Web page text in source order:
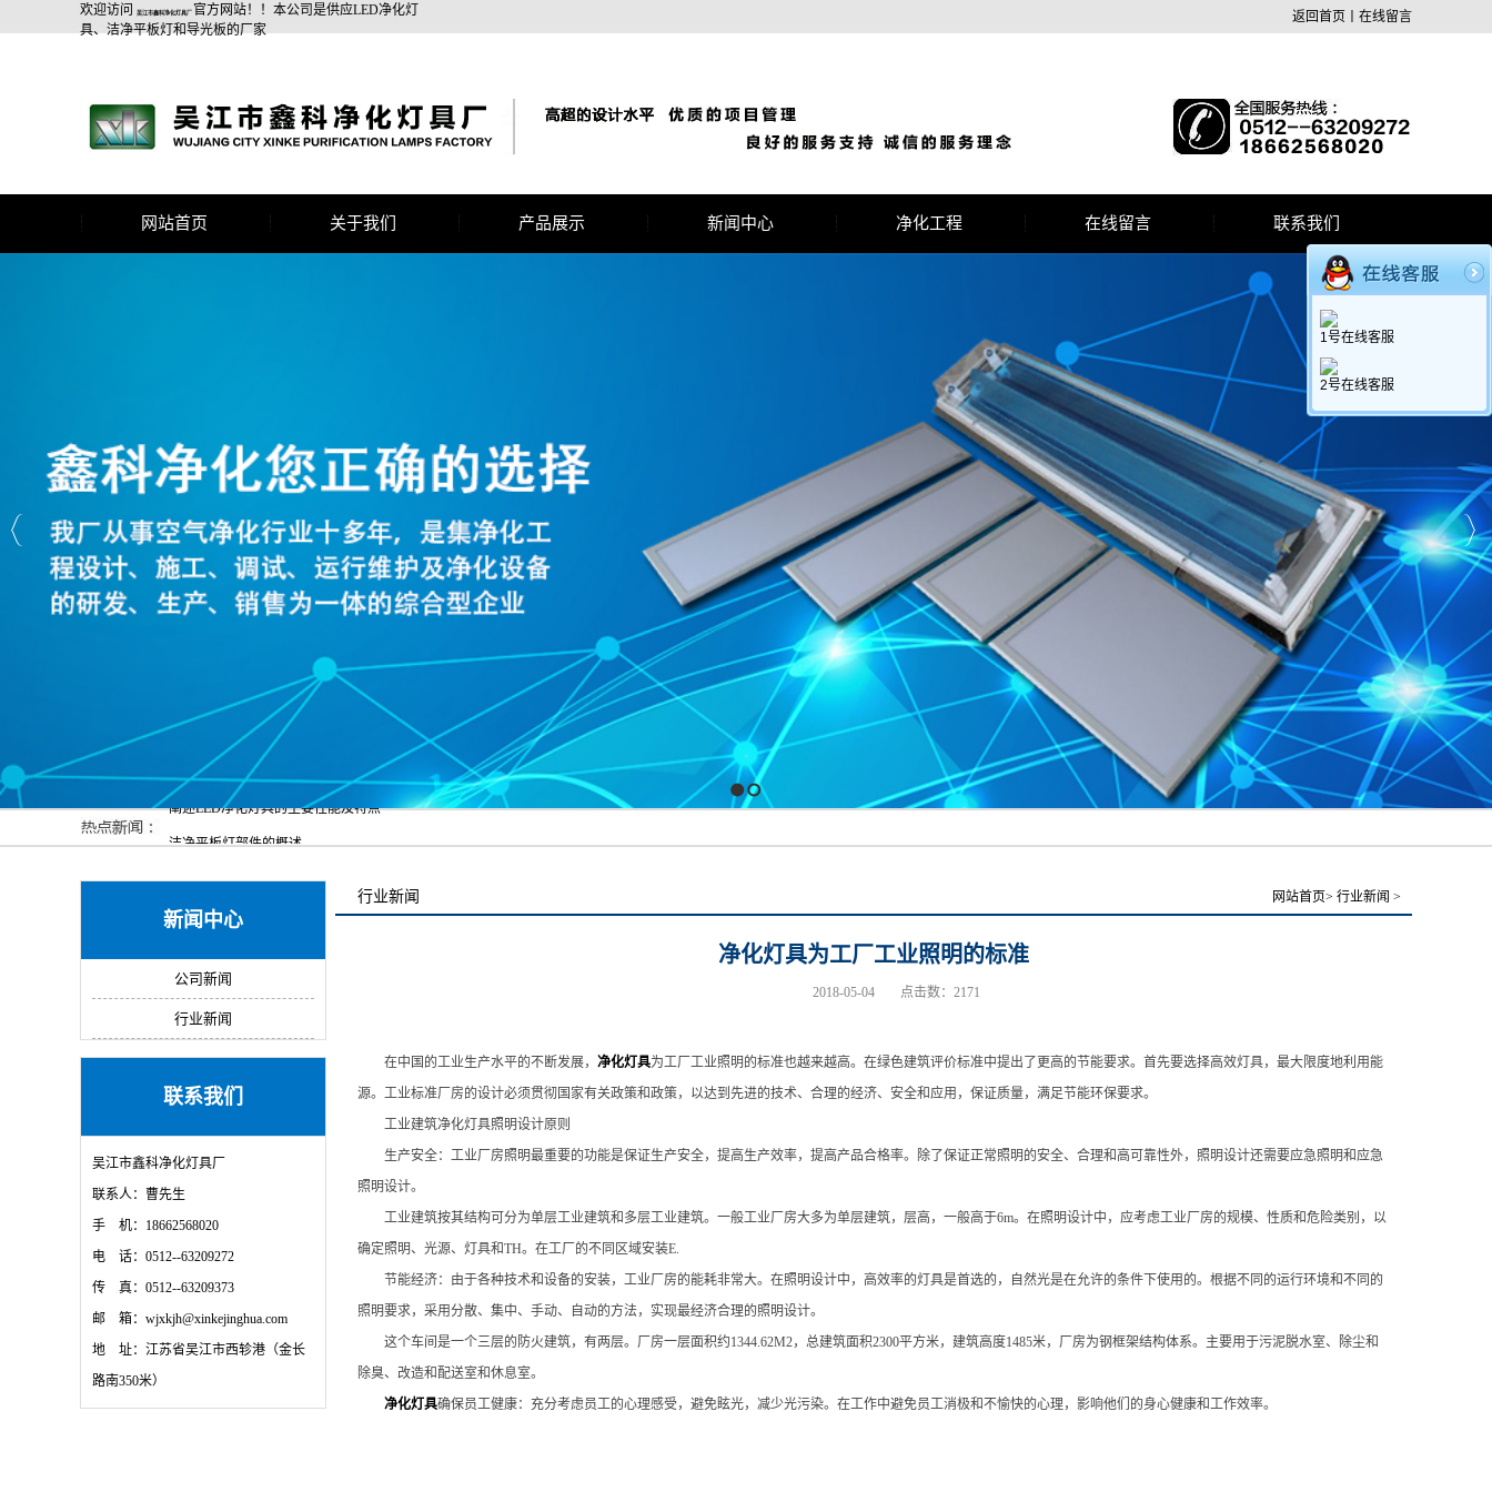
欢迎访问 吴江市鑫科净化灯具厂 官方网站！！本公司是供应LED净化灯
具、洁净平板灯和导光板的厂家
返回首页 在线留言
网站首页 关于我们 产品展示 新闻中心 净化工程 在线留言 联系我们
1 2
阐述LED净化灯具的主要性能及特点
阐述LED净化灯的使用及应用领域
LED净化灯具的基本概述
新闻中心
公司新闻
行业新闻
联系我们
吴江市鑫科净化灯具厂
联系人：曹先生
手 机：18662568020
电 话：0512--63209272
传 真：0512--63209373
邮 箱：wjxkjh@xinkejinghua.com
地 址：江苏省吴江市西轸港（金长
路南350米）
行业新闻 网站首页> 行业新闻 >
净化灯具为工厂工业照明的标准
2018-05-04 点击数：2171
在中国的工业生产水平的不断发展， 净化灯具为工厂工业照明的标准也越来越高。在绿色建筑评价标准中提出了更高的节能要求。首先要选择高效灯具，最大限度地利用能
源。工业标准厂房的设计必须贯彻国家有关政策和政策，以达到先进的技术、合理的经济、安全和应用，保证质量，满足节能环保要求。
工业建筑净化灯具照明设计原则
生产安全：工业厂房照明最重要的功能是保证生产安全，提高生产效率，提高产品合格率。除了保证正常照明的安全、合理和高可靠性外，照明设计还需要应急照明和应急
照明设计。
工业建筑按其结构可分为单层工业建筑和多层工业建筑。一般工业厂房大多为单层建筑，层高，一般高于6m。在照明设计中，应考虑工业厂房的规模、性质和危险类别，以
确定照明、光源、灯具和TH。在工厂的不同区域安装E.
节能经济：由于各种技术和设备的安装，工业厂房的能耗非常大。在照明设计中，高效率的灯具是首选的，自然光是在允许的条件下使用的。根据不同的运行环境和不同的
照明要求，采用分散、集中、手动、自动的方法，实现最经济合理的照明设计。
这个车间是一个三层的防火建筑，有两层。厂房一层面积约1344.62M2，总建筑面积2300平方米，建筑高度1485米，厂房为钢框架结构体系。主要用于污泥脱水室、除尘和
除臭、改造和配送室和休息室。
净化灯具确保员工健康：充分考虑员工的心理感受，避免眩光，减少光污染。在工作中避免员工消极和不愉快的心理，影响他们的身心健康和工作效率。
1号在线客服
2号在线客服